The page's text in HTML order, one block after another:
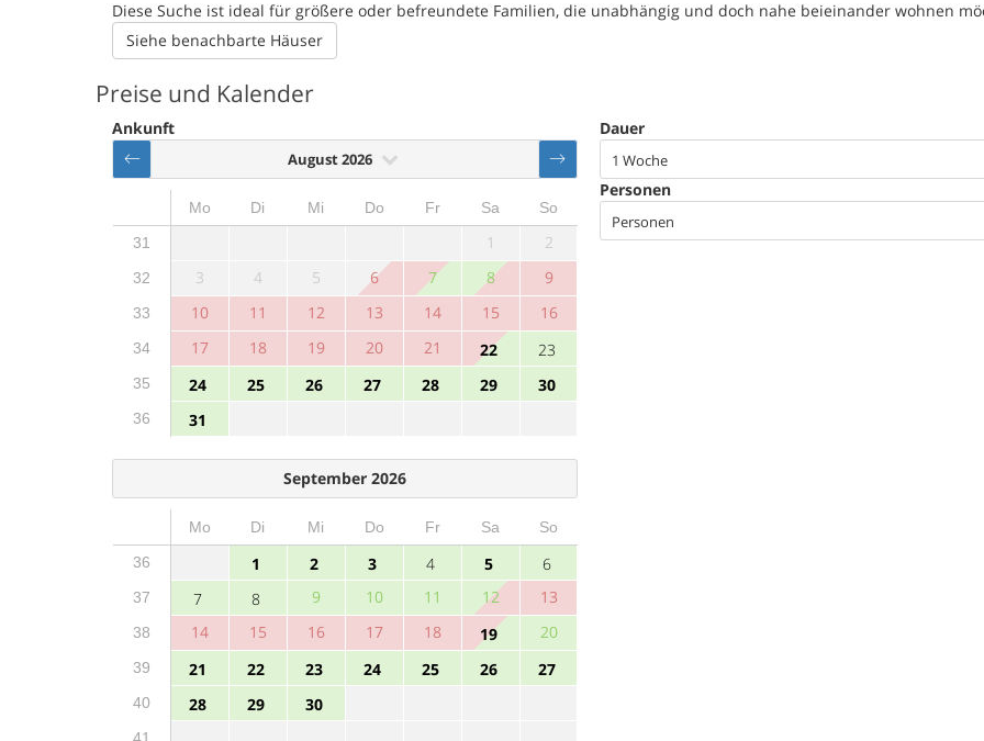
Diese Suche ist ideal für größere oder befreundete Familien, die unabhängig und doch nahe beieinander wohnen
Siehe benachbarte Häuser
Preise und Kalender
Ankunft
August 2026
Mo Di Mi Do Fr Sa
So
31
1 2
32 3 4 5 6 7 8 9
33 10 11 12 13 14 15 16
34 17 18 19 20 21 22 23
35 24 25 26 27 28 29 30
36 31
September 2026
Mo Di Mi Do Fr Sa
So
36
1 2 3 4 5 6
37 7 8 9 10 11 12 13
38 14 15 16 17 18 19 20
39 21 22 23 24 25 26 27
40 28 29 30
Dauer
1 Woche
Personen
Personen